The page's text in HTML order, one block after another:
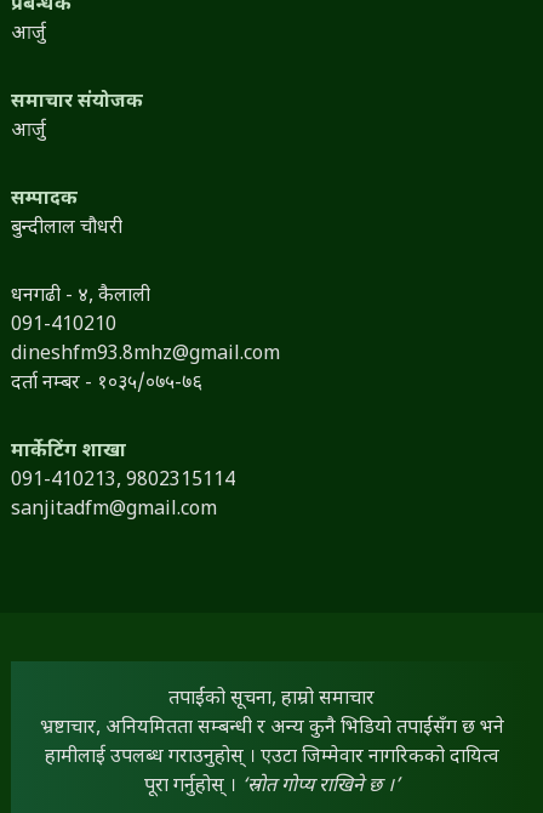
आर्जु
समाचार संयोजक
आर्जु
सम्पादक
बुन्दीलाल चौधरी
धनगढी - ४, कैलाली
091-410210
dineshfm93.8mhz@gmail.com
दर्ता नम्बर - १०३५/०७५-७६
मार्केटिंग शाखा
091-410213, 9802315114
sanjitadfm@gmail.com
तपाईंको सूचना, हाम्रो समाचार
भ्रष्टाचार, अनियमितता सम्बन्धी र अन्य कुनै भिडियो तपाईंसँग छ भने
हामीलाई उपलब्ध गराउनुहोस् । एउटा जिम्मेवार नागरिकको दायित्व
पूरा गर्नुहोस् । ‘स्रोत गोप्य राखिने छ ।’